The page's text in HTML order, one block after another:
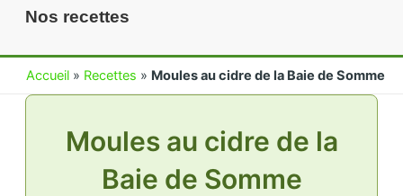
Nos recettes
Accueil » Recettes » Moules au cidre de la Baie de Somme
Moules au cidre de la
Baie de Somme